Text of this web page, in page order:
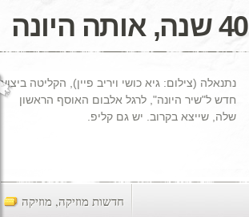
40 שנה, אותה היונה
נתנאלה (צילום: גיא כושי ויריב פיין), הקליטה ביצוע
חדש ל"שיר היונה", לרגל אלבום האוסף הראשון
שלה, שייצא בקרוב. יש גם קליפ.
חדשות מוזיקה, מוזיקה